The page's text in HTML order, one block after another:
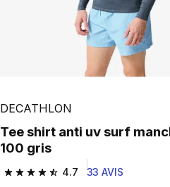
DECATHLON
Tee shirt anti uv surf manches longues homme,
100 gris
4.7
4.7 out of 5 stars from 33
33 AVIS